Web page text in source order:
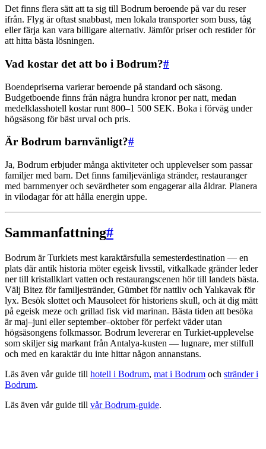
Det finns flera sätt att ta sig till Bodrum beroende på var du reser
ifrån. Flyg är oftast snabbast, men lokala transporter som buss, tåg
eller färja kan vara billigare alternativ. Jämför priser och restider för
att hitta bästa lösningen.
Vad kostar det att bo i Bodrum?#
Boendepriserna varierar beroende på standard och säsong.
Budgetboende finns från några hundra kronor per natt, medan
medelklasshotell kostar runt 800–1 500 SEK. Boka i förväg under
högsäsong för bäst urval och pris.
Är Bodrum barnvänligt?#
Ja, Bodrum erbjuder många aktiviteter och upplevelser som passar
familjer med barn. Det finns familjevänliga stränder, restauranger
med barnmenyer och sevärdheter som engagerar alla åldrar. Planera
in vilodagar för att hålla energin uppe.
Sammanfattning#
Bodrum är Turkiets mest karaktärsfulla semesterdestination — en
plats där antik historia möter egeisk livsstil, vitkalkade gränder leder
ner till kristallklart vatten och restaurangscenen hör till landets bästa.
Välj Bitez för familjestränder, Gümbet för nattliv och Yalıkavak för
lyx. Besök slottet och Mausoleet för historiens skull, och ät dig mätt
på egeisk meze och grillad fisk vid marinan. Bästa tiden att besöka
är maj–juni eller september–oktober för perfekt väder utan
högsäsongens folkmassor. Bodrum levererar en Turkiet-upplevelse
som skiljer sig markant från Antalya-kusten — lugnare, mer stilfull
och med en karaktär du inte hittar någon annanstans.
Läs även vår guide till hotell i Bodrum, mat i Bodrum och stränder i
Bodrum.
Läs även vår guide till vår Bodrum-guide.